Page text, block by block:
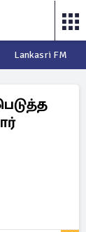
Lankasri FM